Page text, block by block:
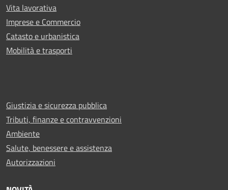
Vita lavorativa
Imprese e Commercio
Catasto e urbanistica
Mobilità e trasporti
Giustizia e sicurezza pubblica
Tributi, finanze e contravvenzioni
Ambiente
Salute, benessere e assistenza
Autorizzazioni